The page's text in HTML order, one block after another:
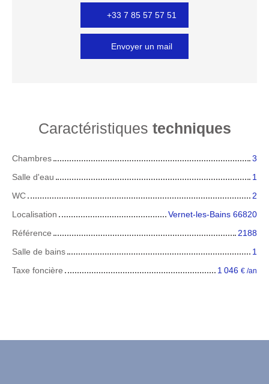
+33 7 85 57 57 51
Envoyer un mail
Caractéristiques techniques
Chambres
3
Salle d'eau
1
WC
2
Localisation
Vernet-les-Bains 66820
Référence
2188
Salle de bains
1
Taxe foncière
1 046 € /an